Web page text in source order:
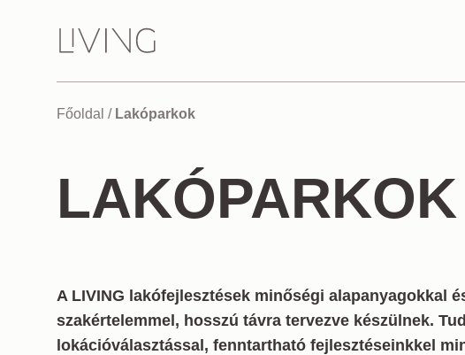
Főoldal / Lakóparkok
LAKÓPARKOK
A LIVING lakófejlesztések minőségi alapanyagokkal
szakértelemmel, hosszú távra tervezve készülnek.
lokációválasztással, fenntartható fejlesztéseinkkel